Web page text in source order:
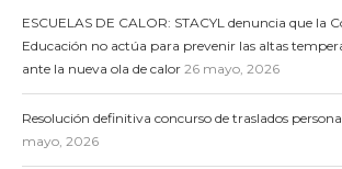
ESCUELAS DE CALOR: STACYL denuncia que la
Educación no actúa para prevenir las altas
ante la nueva ola de calor 26 mayo, 2026
Resolución definitiva concurso de traslados
mayo, 2026